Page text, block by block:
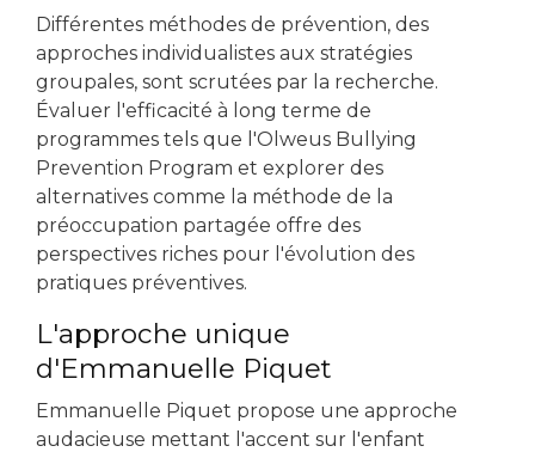
Différentes méthodes de prévention, des
approches individualistes aux stratégies
groupales, sont scrutées par la recherche.
Évaluer l'efficacité à long terme de
programmes tels que l'Olweus Bullying
Prevention Program et explorer des
alternatives comme la méthode de la
préoccupation partagée offre des
perspectives riches pour l'évolution des
pratiques préventives.
L'approche unique
d'Emmanuelle Piquet
Emmanuelle Piquet propose une approche
audacieuse mettant l'accent sur l'enfant